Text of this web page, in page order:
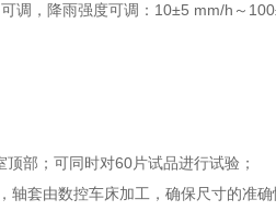
调，降雨强度可调：10±5 mm/h～
部；可同时对60片试品进行试验；
套由数控车床加工，确保尺寸的准